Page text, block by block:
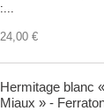
:...
24,00 €
Hermitage blanc
Miaux » -